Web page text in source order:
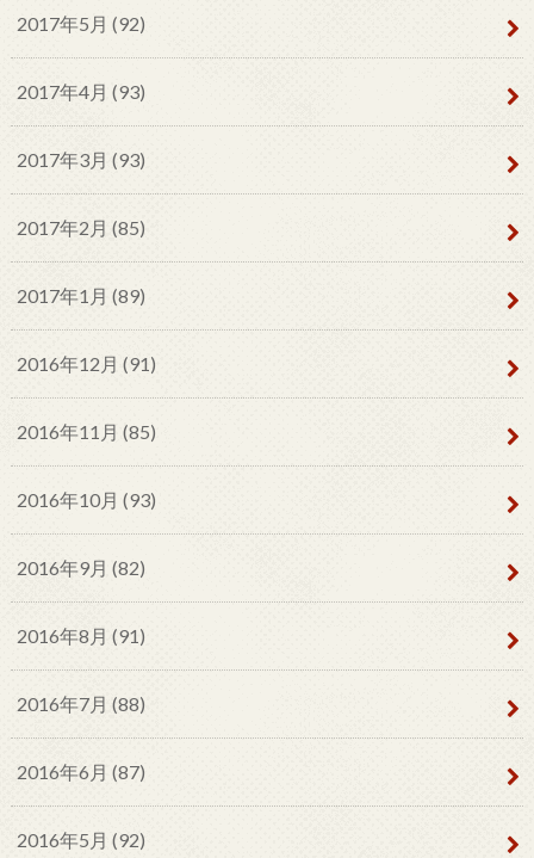
2017年5月 (92)
2017年4月 (93)
2017年3月 (93)
2017年2月 (85)
2017年1月 (89)
2016年12月 (91)
2016年11月 (85)
2016年10月 (93)
2016年9月 (82)
2016年8月 (91)
2016年7月 (88)
2016年6月 (87)
2016年5月 (92)